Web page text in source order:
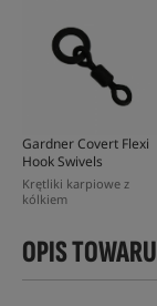
Gardner Covert Flexi
Hook Swivels
Krętliki karpiowe z
kólkiem
OPIS TOWARU